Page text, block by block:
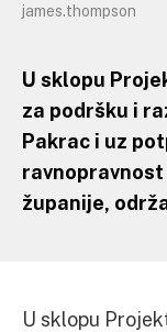
U sklopu
za podršku i
Pakrac i uz
županije,
james.thompson
U sklopu